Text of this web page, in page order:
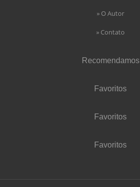
» O Autor
» Contato
Recomendamos
Favoritos
Favoritos
Favoritos